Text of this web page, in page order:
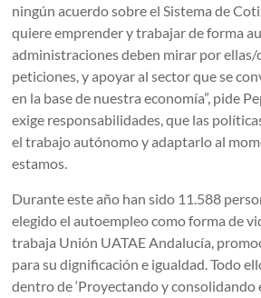
ningún acuerdo sobre el Sistema de
quiere emprender y trabajar de forma
administraciones deben mirar por ellas/
peticiones, y apoyar al sector que se
en la base de nuestra economía”, pide
exige responsabilidades, que las
el trabajo autónomo y adaptarlo al
estamos.
Durante este año han sido 11.588
elegido el autoempleo como forma de
trabaja Unión UATAE Andalucía,
para su dignificación e igualdad. Todo
dentro de ‘Proyectando y consolidando